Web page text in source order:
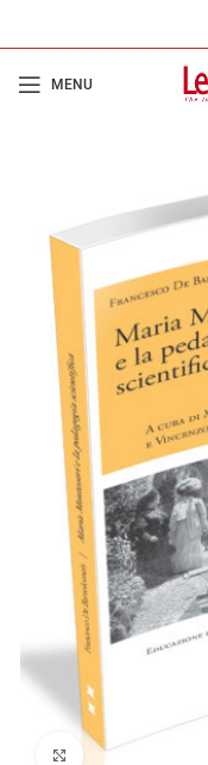
MENU
Clicca per ampliare